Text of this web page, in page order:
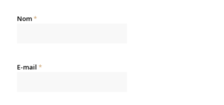
Nom*
E-mail *